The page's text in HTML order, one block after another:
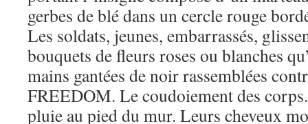
gerbes de blé dans un cercle rouge
Les soldats, jeunes, embarrassés,
bouquets de fleurs roses ou blanches
mains gantées de noir rassemblées
FREEDOM. Le coudoiement des
pluie au pied du mur. Leurs cheveux